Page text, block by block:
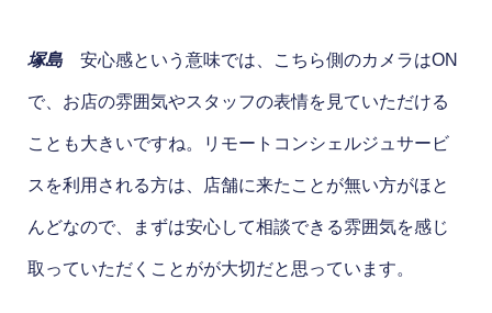
塚島安心感という意味では、こちら側のカメラはON
で、お店の雰囲気やスタッフの表情を見ていただける
ことも大きいですね。リモートコンシェルジュサービ
スを利用される方は、店舗に来たことが無い方がほと
んどなので、まずは安心して相談できる雰囲気を感じ
取っていただくことがが大切だと思っています。